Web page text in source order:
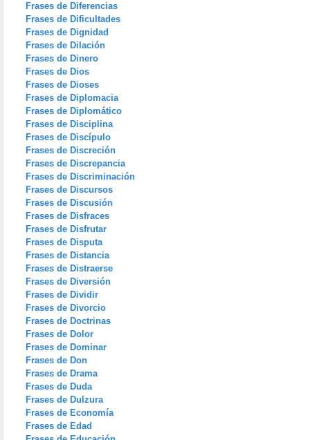
Frases de Diferencias
Frases de Dificultades
Frases de Dignidad
Frases de Dilación
Frases de Dinero
Frases de Dios
Frases de Dioses
Frases de Diplomacia
Frases de Diplomático
Frases de Disciplina
Frases de Discípulo
Frases de Discreción
Frases de Discrepancia
Frases de Discriminación
Frases de Discursos
Frases de Discusión
Frases de Disfraces
Frases de Disfrutar
Frases de Disputa
Frases de Distancia
Frases de Distraerse
Frases de Diversión
Frases de Dividir
Frases de Divorcio
Frases de Doctrinas
Frases de Dolor
Frases de Dominar
Frases de Don
Frases de Drama
Frases de Duda
Frases de Dulzura
Frases de Economía
Frases de Edad